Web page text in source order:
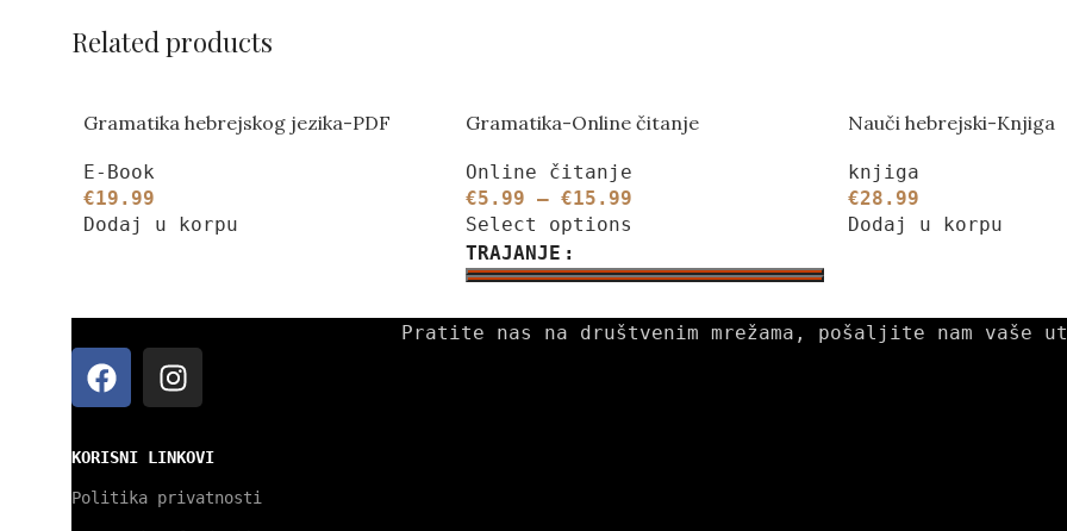
Related products
Gramatika hebrejskog jezika-PDF
E-Book
€19.99
Dodaj u korpu
Gramatika-Online čitanje
Online čitanje
€5.99 – €15.99
Select options
TRAJANJE
Nauči hebrejski-Knjiga
knjiga
€28.99
Dodaj u korpu
Pratite nas na društvenim mrežama, pošaljite nam
KORISNI LINKOVI
Politika privatnosti